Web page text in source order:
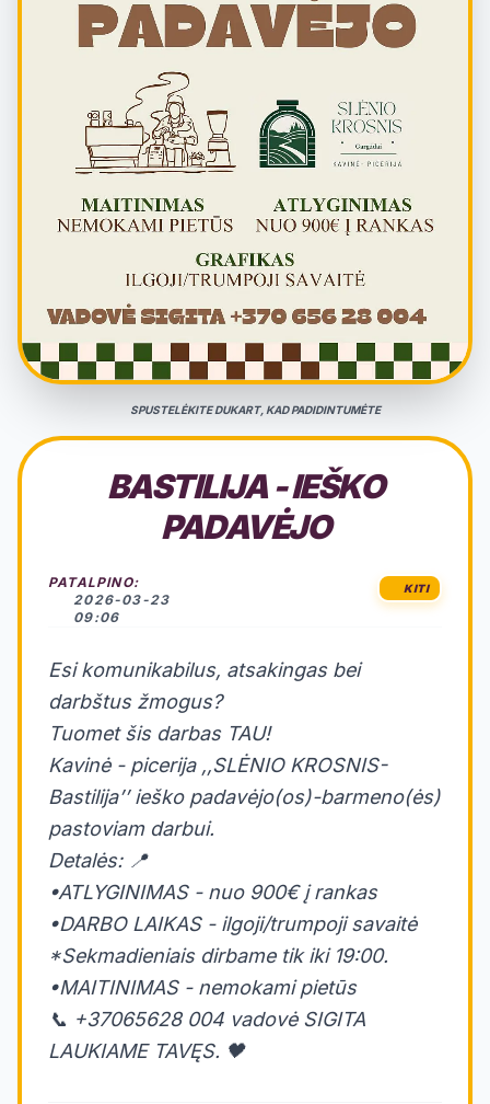
SPUSTELĖKITE DUKART, KAD PADIDINTUMĖTE
BASTILIJA - IEŠKO
PADAVĖJO
PATALPINO:
2026-03-23
09:06
KITI
Esi komunikabilus, atsakingas bei
darbštus žmogus?
Tuomet šis darbas TAU!
Kavinė - picerija ,,SLĖNIO KROSNIS-
Bastilija’’ ieško padavėjo(os)-barmeno(ės)
pastoviam darbui.
Detalės: 📍
•ATLYGINIMAS - nuo 900€ į rankas
•DARBO LAIKAS - ilgoji/trumpoji savaitė
*Sekmadieniais dirbame tik iki 19:00.
•MAITINIMAS - nemokami pietūs
📞 +37065628 004 vadovė SIGITA
LAUKIAME TAVĘS. 🖤